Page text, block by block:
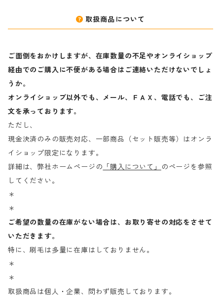
取扱商品について
ご面倒をおかけしますが、在庫数量の不足やオンライショップ
経由でのご購入に不便がある場合はご連絡いただけないでしょ
うか。
オンライショップ以外でも、メール、ＦＡＸ、電話でも、ご注
文を承っております。
ただし、
現金決済のみの販売対応、一部商品（セット販売等）はオンラ
イショップ限定になります。
詳細は、弊社ホームページの 「購入について」
のページを参照
してください。
＊
＊
ご希望の数量の在庫がない場合は、お取り寄せの対応をさせて
いただきます。
特に、刷毛は多量に在庫はしておりません。
＊
＊
取扱商品は個人・企業、問わず販売しております。